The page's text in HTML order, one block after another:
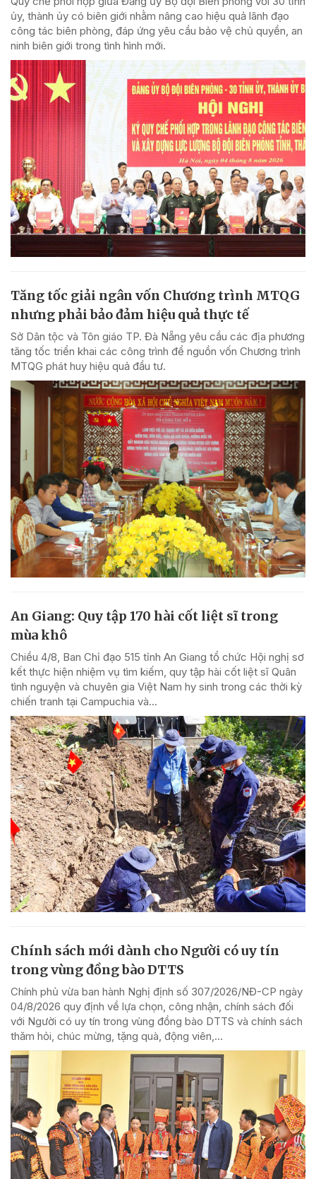
ủy, thành ủy có biên giới nhằm nâng cao hiệu quả lãnh đạo
công tác biên phòng, đáp ứng yêu cầu bảo vệ chủ quyền, an
ninh biên giới trong tình hình mới.
Tăng tốc giải ngân vốn Chương trình MTQG
nhưng phải bảo đảm hiệu quả thực tế
Sở Dân tộc và Tôn giáo TP. Đà Nẵng yêu cầu các địa phương
tăng tốc triển khai các công trình để nguồn vốn Chương trình
MTQG phát huy hiệu quả đầu tư.
An Giang: Quy tập 170 hài cốt liệt sĩ trong
mùa khô
Chiều 4/8, Ban Chỉ đạo 515 tỉnh An Giang tổ chức Hội nghị sơ
kết thực hiện nhiệm vụ tìm kiếm, quy tập hài cốt liệt sĩ Quân
tình nguyện và chuyên gia Việt Nam hy sinh trong các thời kỳ
chiến tranh tại Campuchia và...
Chính sách mới dành cho Người có uy tín
trong vùng đồng bào DTTS
Chính phủ vừa ban hành Nghị định số 307/2026/NĐ-CP ngày
04/8/2026 quy định về lựa chọn, công nhận, chính sách đối
với Người có uy tín trong vùng đồng bào DTTS và chính sách
thăm hỏi, chúc mừng, tặng quà, động viên,...